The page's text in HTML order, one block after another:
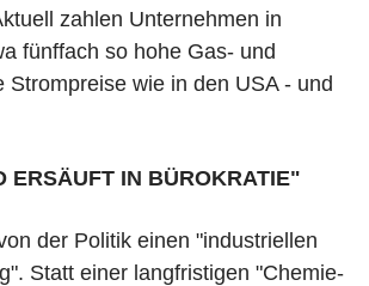
zahlen Unternehmen in
fünffach so hohe Gas- und
Strompreise wie in den USA - und
ERSÄUFT IN BÜROKRATIE"
der Politik einen "industriellen
Statt einer langfristigen "Chemie-